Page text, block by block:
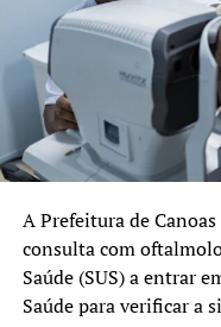
Pentavalente
Pólio (1ª dose)
Pneumocócica
Rotavírus (1ª
3 meses :
Meningocócica
A Prefeitura de
consulta com
Saúde (SUS) a entrar
Saúde para verificar a